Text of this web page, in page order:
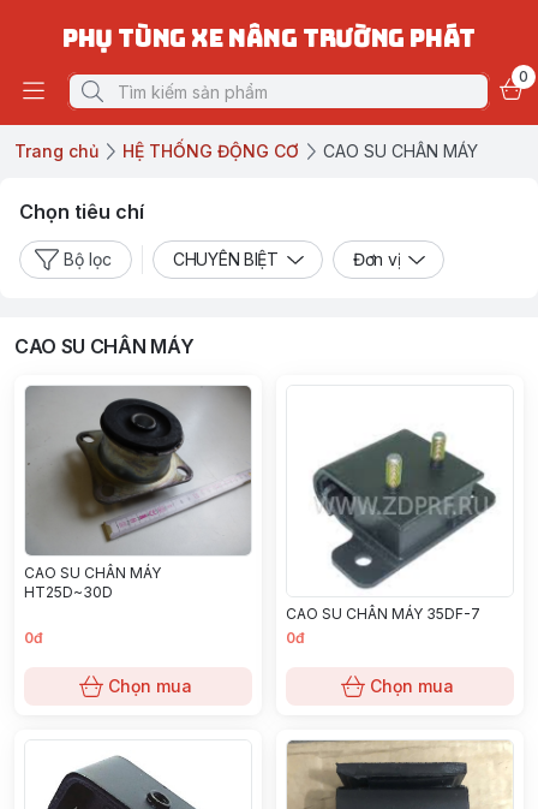
PHỤ TÙNG XE NÂNG TRƯỜNG PHÁT
0
Trang chủ HỆ THỐNG ĐỘNG CƠ CAO SU CHÂN MÁY
Chọn tiêu chí
Bộ lọc CHUYÊN BIỆT Đơn vị
CAO SU CHÂN MÁY
CAO SU CHÂN MÁY
HT25D~30D
0đ
Chọn mua
CAO SU CHÂN MÁY 35DF-7
0đ
Chọn mua